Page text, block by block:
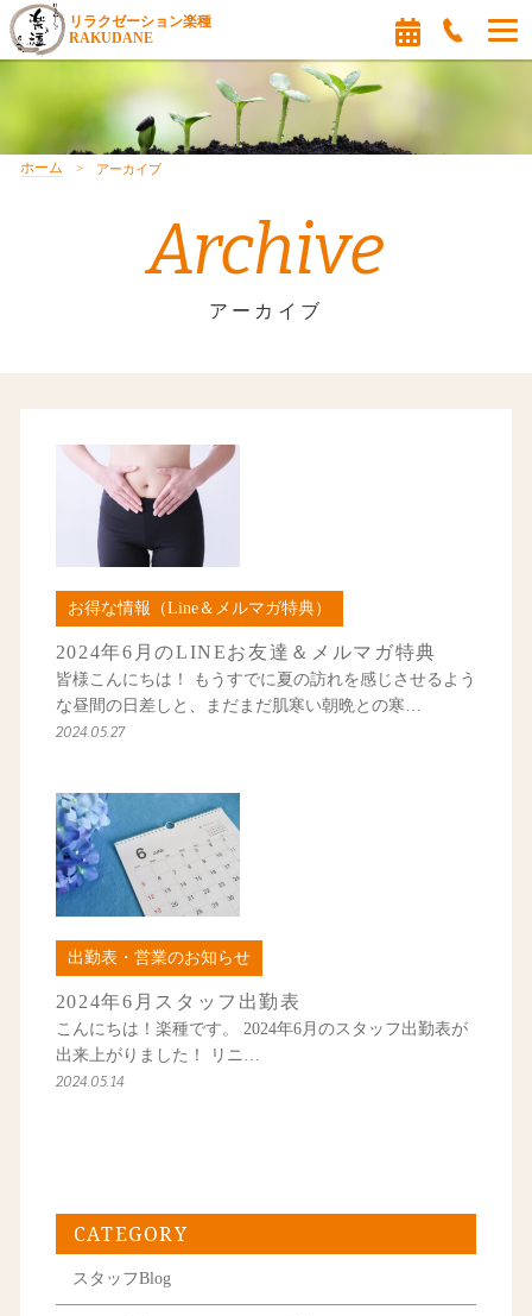
リラクゼーション楽種
RAKUDANE
ホーム アーカイブ
Archive
アーカイブ
お得な情報（Line＆メルマガ特典）
2024年6月のLINEお友達＆メルマガ特典
皆様こんにちは！ もうすでに夏の訪れを感じさせるよう
な昼間の日差しと、まだまだ肌寒い朝晩との寒…
2024.05.27
出勤表・営業のお知らせ
2024年6月スタッフ出勤表
こんにちは！楽種です。 2024年6月のスタッフ出勤表が
出来上がりました！ リニ…
2024.05.14
CATEGORY
スタッフBlog